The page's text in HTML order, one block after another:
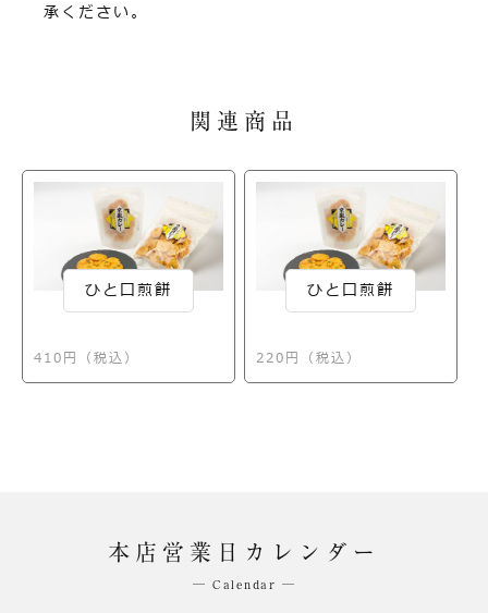
承ください。
関連商品
ひと口煎餅
410円（税込）
ひと口煎餅
220円（税込）
本店営業日カレンダー
─ Calendar ─